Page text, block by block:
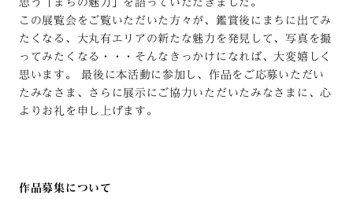
この展覧会をご覧いただいた方々が、鑑賞後にまちに出てみ
たくなる、大丸有エリアの新たな魅力を発見して、写真を撮
ってみたくなる・・・そんなきっかけになれば、大変嬉しく
思います。 最後に本活動に参加し、作品をご応募いただい
たみなさま、さらに展示にご協力いただいたみなさまに、心
よりお礼を申し上げます。
作品募集について